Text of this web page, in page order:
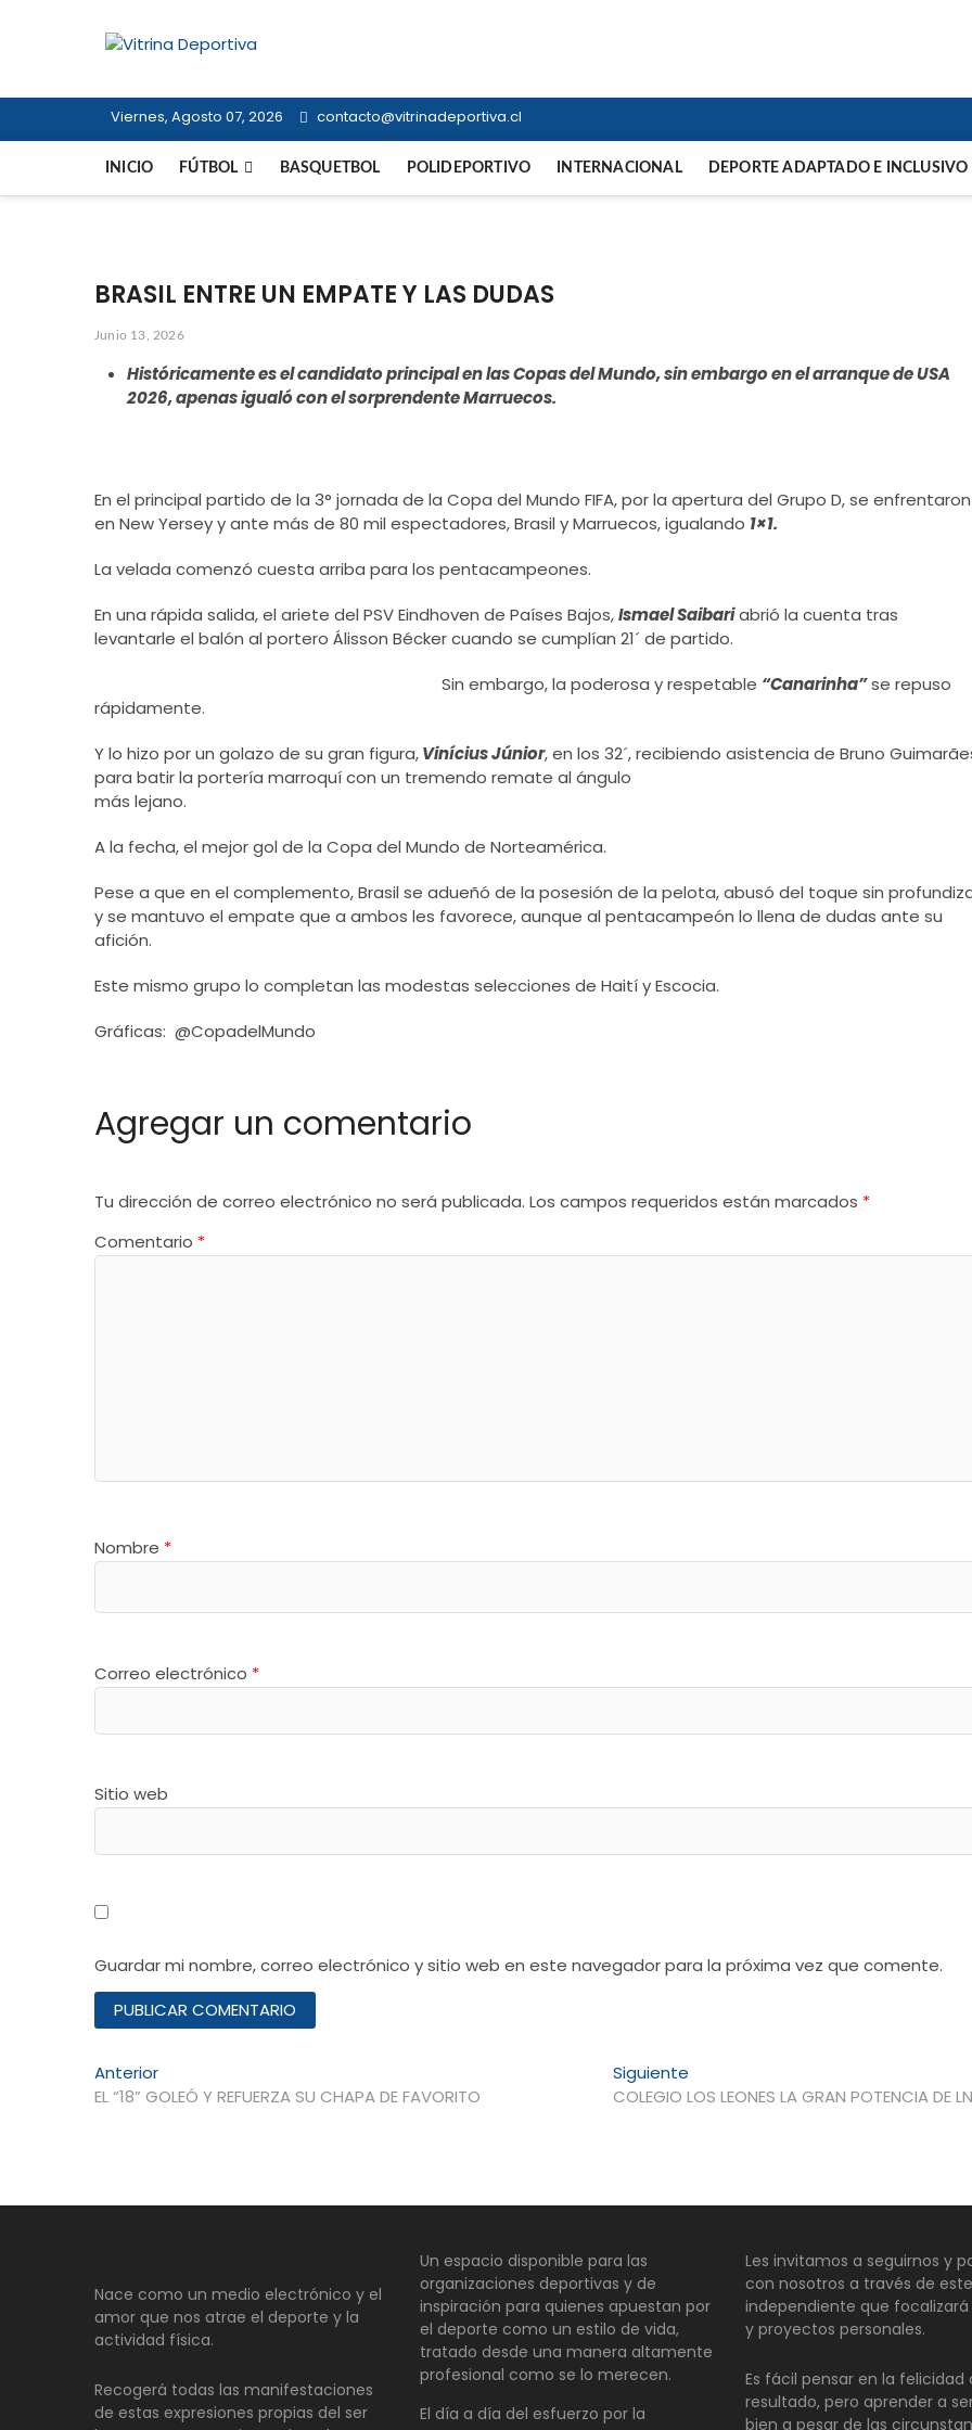
Viernes, Agosto 07, 2026 contacto@vitrinadeportiva.cl
INICIO FÚTBOL BASQUETBOL POLIDEPORTIVO INTERNACIONAL DEPORTE ADAPTADO E INCLUSIVO
BRASIL ENTRE UN EMPATE Y LAS DUDAS
Junio 13, 2026
Históricamente es el candidato principal en las Copas del Mundo, sin embargo en el arranque de USA
2026, apenas igualó con el sorprendente Marruecos.
En el principal partido de la 3° jornada de la Copa del Mundo FIFA, por la apertura del Grupo D, se enfrentaron
en New Yersey y ante más de 80 mil espectadores, Brasil y Marruecos, igualando 1×1.
La velada comenzó cuesta arriba para los pentacampeones.
En una rápida salida, el ariete del PSV Eindhoven de Países Bajos,Ismael Saibariabrió la cuenta tras
levantarle el balón al portero Álisson Bécker cuando se cumplían 21´ de partido.
Sin embargo, la poderosa y respetable “Canarinha”se repuso
rápidamente.
Y lo hizo por un golazo de su gran figura,Vinícius Júnior, en los 32´, recibiendo asistencia de Bruno
para batir la portería marroquícon un tremendo remate al ángulo
más lejano.
A la fecha, el mejor gol de la Copa del Mundo de Norteamérica.
Pese a que en el complemento, Brasil se adueñó de la posesión de la pelota, abusó del toque sin
y se mantuvo el empate que a ambos les favorece, aunque al pentacampeón lo llena de dudas ante su
afición.
Este mismo grupo lo completan las modestas selecciones de Haití y Escocia.
Gráficas: @CopadelMundo
Agregar un comentario
Tu dirección de correo electrónico no será publicada. Los campos requeridos están marcados *
Comentario *
Nombre *
Correo electrónico *
Sitio web
Guardar mi nombre, correo electrónico y sitio web en este navegador para la próxima vez que comente.
Navegación
de
AnteriorEntrada
anterior:
EL “18” GOLEÓ Y REFUERZA SU CHAPA DE FAVORITO
Siguiente
siguiente:
COLEGIO LOS LEONES LA GRAN POTENCIA DE
Nace como un medio electrónico y el
amor que nos atrae el deporte y la
actividad física.
Recogerá todas las manifestaciones
de estas expresiones propias del ser
Un espacio disponible para las
organizaciones deportivas y de
inspiración para quienes apuestan por
el deporte como un estilo de vida,
tratado desde una manera altamente
profesional como se lo merecen.
El día a día del esfuerzo por la
Les invitamos a seguirnos y
con nosotros a través de
independiente que
y proyectos personales.
Es fácil pensar en la
resultado, pero aprender a
bien a pesar de las